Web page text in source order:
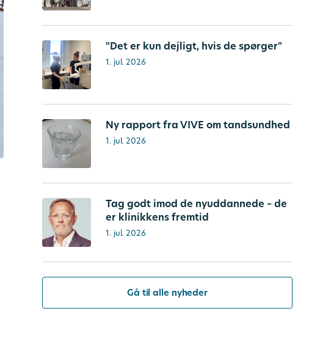
"Det er kun dejligt, hvis de spørger"
1. jul. 2026
Ny rapport fra VIVE om tandsundhed
1. jul. 2026
Tag godt imod de nyuddannede – de
er klinikkens fremtid
1. jul. 2026
Gå til alle nyheder